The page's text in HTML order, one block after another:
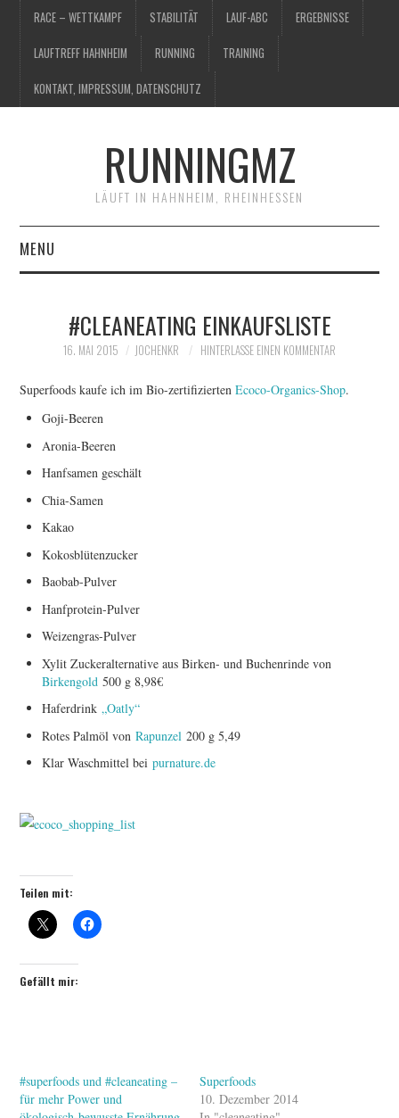
RACE – WETTKAMPF STABILITÄT LAUF-ABC ERGEBNISSE
LAUFTREFF HAHNHEIM RUNNING TRAINING
KONTAKT, IMPRESSUM, DATENSCHUTZ
RUNNINGMZ
LÄUFT IN HAHNHEIM, RHEINHESSEN
MENU
STABILITÄT
LAUF-ABC
ERGEBNISSE
LAUFTREFF HAHNHEIM
RUNNING
TRAINING
KONTAKT, IMPRESSUM,
DATENSCHUTZ
#CLEANEATING EINKAUFSLISTE
16. MAI 2015 JOCHENKR HINTERLASSE EINEN KOMMENTAR
Superfoods kaufe ich im Bio-zertifiziertenEcoco-Organics-Shop.
Goji-Beeren
Aronia-Beeren
Hanfsamen geschält
Chia-Samen
Kakao
Kokosblütenzucker
Baobab-Pulver
Hanfprotein-Pulver
Weizengras-Pulver
Xylit Zuckeralternative aus Birken- und Buchenrinde von
Birkengold 500 g 8,98€
Haferdrink„Oatly“
Rotes Palmöl vonRapunzel 200 g 5,49
Klar Waschmittel beipurnature.de
Teilen mit:
Gefällt mir:
#superfoods und #cleaneating –
für mehr Power und
Superfoods
10. Dezember 2014